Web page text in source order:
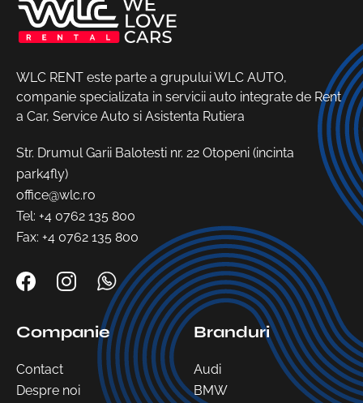
WLC RENT este parte a grupului WLC AUTO,
companie specializata in servicii auto integrate de Rent
a Car, Service Auto si Asistenta Rutiera
Str. Drumul Garii Balotesti nr. 22 Otopeni (incinta
park4fly)
office@wlc.ro
Tel: +4 0762 135 800
Fax: +4 0762 135 800
Companie
Contact
Despre noi
Branduri
Audi
BMW